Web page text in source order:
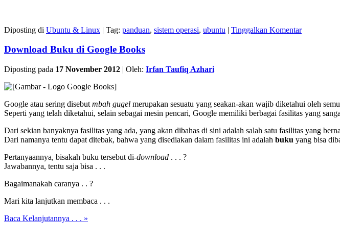
Diposting di Ubuntu & Linux | Tag: panduan, sistem operasi, ubuntu | Tinggalkan Komentar
Download Buku di Google Books
Diposting pada 17 November 2012 | Oleh: Irfan Taufiq Azhari
Google atau sering disebut mbah gugel merupakan sesuatu yang seakan-akan wajib diketahui oleh
Seperti yang telah diketahui, selain sebagai mesin pencari, Google memiliki berbagai fasilitas yang
Dari sekian banyaknya fasilitas yang ada, yang akan dibahas di sini adalah salah satu fasilitas yang
Dari namanya tentu dapat ditebak, bahwa yang disediakan dalam fasilitas ini adalah buku yang bisa
Pertanyaannya, bisakah buku tersebut di-download . . . ?
Jawabannya, tentu saja bisa . . .
Bagaimanakah caranya . . ?
Mari kita lanjutkan membaca . . .
Baca Kelanjutannya . . . »